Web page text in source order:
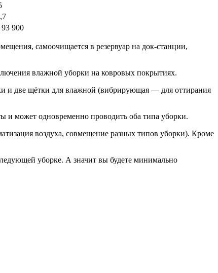
93 900
самоочищается в резервуар на док-станции,
влажной уборки на ковровых покрытиях.
и две щётки для влажной (вибрирующая — для оттирания
и может одновременно проводить оба типа уборки.
воздуха, совмещение разных типов уборки). Кроме
уборке. А значит вы будете минимально